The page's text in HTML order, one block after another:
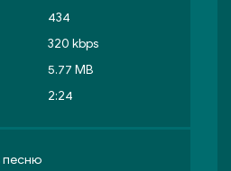
434
320 kbps
5.77 MB
2:24